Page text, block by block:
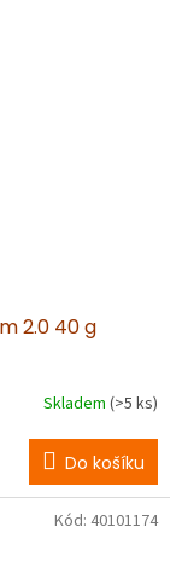
2.0 40 g
Skladem (>5 ks)
Do košíku
Kód: 40101174